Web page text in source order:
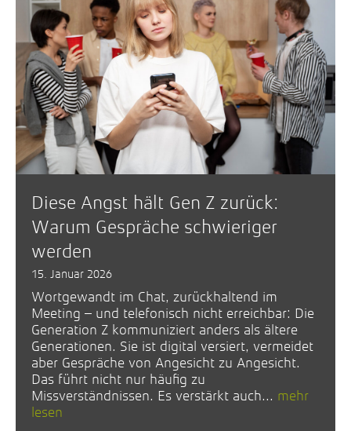
Diese Angst hält Gen Z zurück:
Warum Gespräche schwieriger
werden
15. Januar 2026
Wortgewandt im Chat, zurückhaltend im
Meeting – und telefonisch nicht erreichbar: Die
Generation Z kommuniziert anders als ältere
Generationen. Sie ist digital versiert, vermeidet
aber Gespräche von Angesicht zu Angesicht.
Das führt nicht nur häufig zu
Missverständnissen. Es verstärkt auch... mehr
lesen